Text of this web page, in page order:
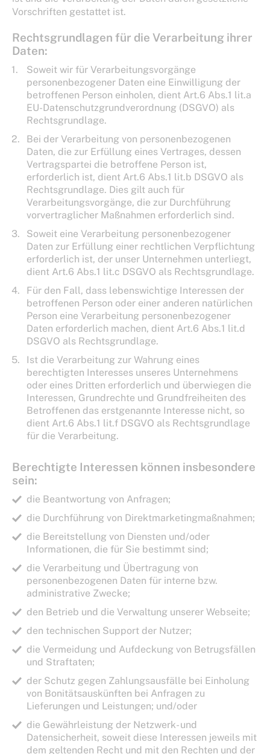
Vorschriften gestattet ist.
Rechtsgrundlagen für die Verarbeitung ihrer
Daten:
Soweit wir für Verarbeitungsvorgänge
personenbezogener Daten eine Einwilligung der
betroffenen Person einholen, dient Art.6 Abs.1 lit.a
EU-Datenschutzgrundverordnung (DSGVO) als
Rechtsgrundlage.
Bei der Verarbeitung von personenbezogenen
Daten, die zur Erfüllung eines Vertrages, dessen
Vertragspartei die betroffene Person ist,
erforderlich ist, dient Art.6 Abs.1 lit.b DSGVO als
Rechtsgrundlage. Dies gilt auch für
Verarbeitungsvorgänge, die zur Durchführung
vorvertraglicher Maßnahmen erforderlich sind.
Soweit eine Verarbeitung personenbezogener
Daten zur Erfüllung einer rechtlichen Verpflichtung
erforderlich ist, der unser Unternehmen unterliegt,
dient Art.6 Abs.1 lit.c DSGVO als Rechtsgrundlage.
Für den Fall, dass lebenswichtige Interessen der
betroffenen Person oder einer anderen natürlichen
Person eine Verarbeitung personenbezogener
Daten erforderlich machen, dient Art.6 Abs.1 lit.d
DSGVO als Rechtsgrundlage.
Ist die Verarbeitung zur Wahrung eines
berechtigten Interesses unseres Unternehmens
oder eines Dritten erforderlich und überwiegen die
Interessen, Grundrechte und Grundfreiheiten des
Betroffenen das erstgenannte Interesse nicht, so
dient Art.6 Abs.1 lit.f DSGVO als Rechtsgrundlage
für die Verarbeitung.
Berechtigte Interessen können insbesondere
sein:
die Beantwortung von Anfragen;
die Durchführung von Direktmarketingmaßnahmen;
die Bereitstellung von Diensten und/oder
Informationen, die für Sie bestimmt sind;
die Verarbeitung und Übertragung von
personenbezogenen Daten für interne bzw.
administrative Zwecke;
den Betrieb und die Verwaltung unserer Webseite;
den technischen Support der Nutzer;
die Vermeidung und Aufdeckung von Betrugsfällen
und Straftaten;
der Schutz gegen Zahlungsausfälle bei Einholung
von Bonitätsauskünften bei Anfragen zu
Lieferungen und Leistungen; und/oder
die Gewährleistung der Netzwerk- und
Datensicherheit, soweit diese Interessen jeweils mit
dem geltenden Recht und mit den Rechten und der